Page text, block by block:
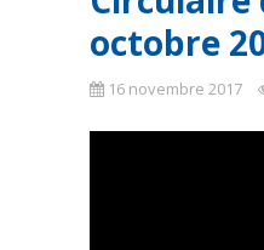
octobre
16 novembre 2017